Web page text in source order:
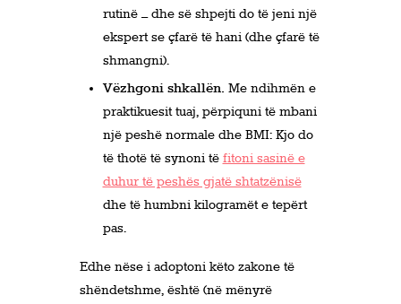
rutinë – dhe së shpejti do të jeni një
ekspert se çfarë të hani (dhe çfarë të
shmangni).
Vëzhgoni shkallën. Me ndihmën e
praktikuesit tuaj, përpiquni të mbani
një peshë normale dhe BMI: Kjo do
të thotë të synoni të fitoni sasinë e
duhur të peshës gjatë shtatzënisë
dhe të humbni kilogramët e tepërt
pas.
Edhe nëse i adoptoni këto zakone të
shëndetshme, është (në mënyrë